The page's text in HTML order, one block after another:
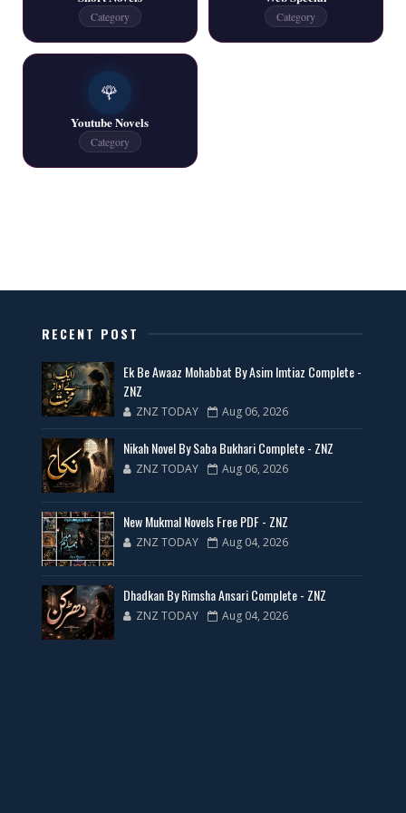
One Writer All Novels Free PDF - ZNZ Today
Latest New Novels - ZNZ Today
📥 Download Now
New Latest Novels Free PDF - ZNZ Today
35 New Novels for Free PDF - ZNZ Today
📥 Download Now
New Web Special Novels for Free PDF
📥 Download Now
New Novels Free PDF Link - ZNZ Today
Category Category
🌹
Youtube Novels
Category
RECENT POST
Ek Be Awaaz Mohabbat By Asim Imtiaz Complete -
ZNZ
ZNZ TODAY Aug 06, 2026
Nikah Novel By Saba Bukhari Complete - ZNZ
ZNZ TODAY Aug 06, 2026
New Mukmal Novels Free PDF - ZNZ
ZNZ TODAY Aug 04, 2026
Dhadkan By Rimsha Ansari Complete - ZNZ
ZNZ TODAY Aug 04, 2026